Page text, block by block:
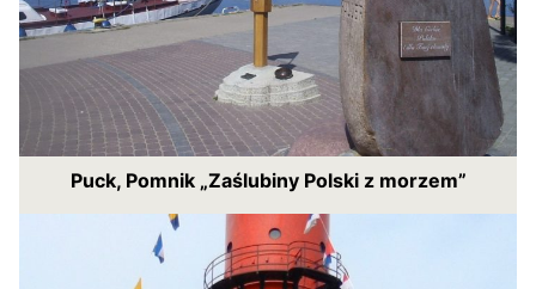
Puck, Pomnik „Zaślubiny Polski z morzem”